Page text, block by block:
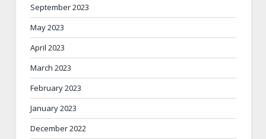
September 2023
May 2023
April 2023
March 2023
February 2023
January 2023
December 2022